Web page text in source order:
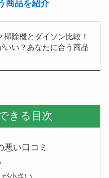
商品を紹介
掃除機とダイソン比較！
いい？あなたに合う商品
きる目次
悪い口コミ
小さい